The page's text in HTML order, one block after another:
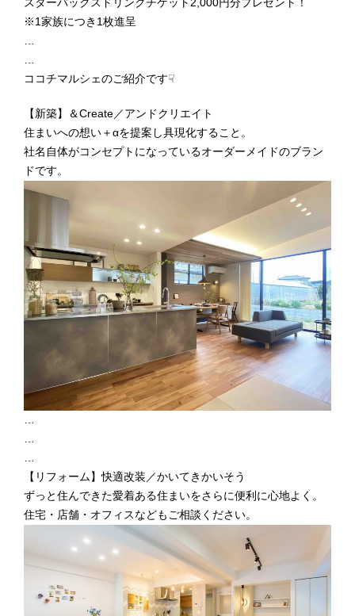
スターバックスドリンクチケット2,000円分プレゼント！
※1家族につき1枚進呈
…
…
ココチマルシェのご紹介です☟
【新築】＆Create／アンドクリエイト
住まいへの想い＋αを提案し具現化すること。
社名自体がコンセプトになっているオーダーメイドのブラン
ドです。
…
…
…
【リフォーム】快適改装／かいてきかいそう
ずっと住んできた愛着ある住まいをさらに便利に心地よく。
住宅・店舗・オフィスなどもご相談ください。